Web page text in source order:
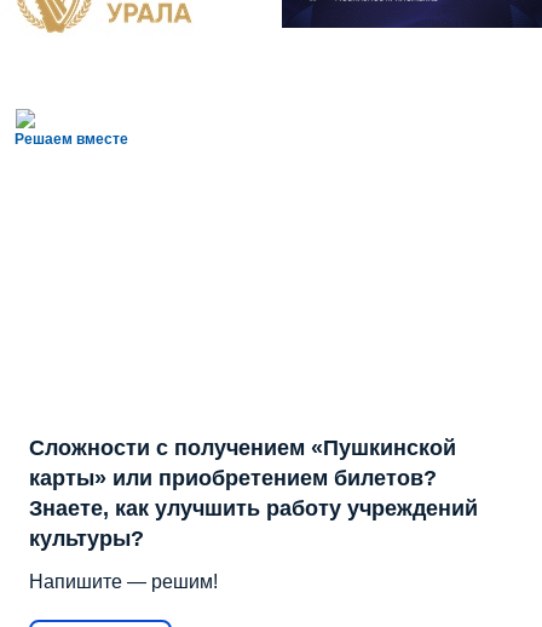
Решаем вместе
Сложности с получением «Пушкинской
карты» или приобретением билетов?
Знаете, как улучшить работу учреждений
культуры?
Напишите — решим!